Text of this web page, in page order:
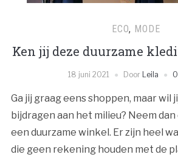
ECO, MODE
Ken jij deze duurzame
18 juni 2021 Door Leila
Ga jij graag eens shoppen, maar wil
bijdragen aan het milieu? Neem
een duurzame winkel. Er zijn heel
die geen rekening houden met de